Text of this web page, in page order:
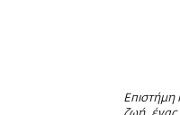
Επιστήμη